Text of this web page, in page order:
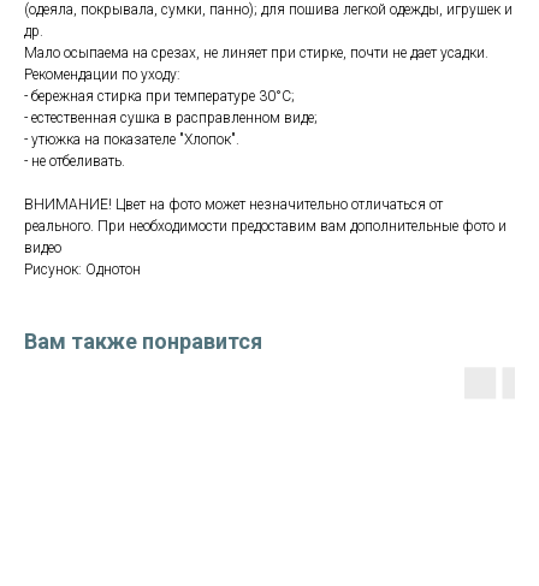
(одеяла, покрывала, сумки, панно); для пошива легкой одежды, игрушек и
др.
Мало осыпаема на срезах, не линяет при стирке, почти не дает усадки.
Рекомендации по уходу:
- бережная стирка при температуре 30°С;
- естественная сушка в расправленном виде;
- утюжка на показателе "Хлопок".
- не отбеливать.
ВНИМАНИЕ! Цвет на фото может незначительно отличаться от
реального. При необходимости предоставим вам дополнительные фото и
видео
Рисунок: Однотон
Вам также понравится